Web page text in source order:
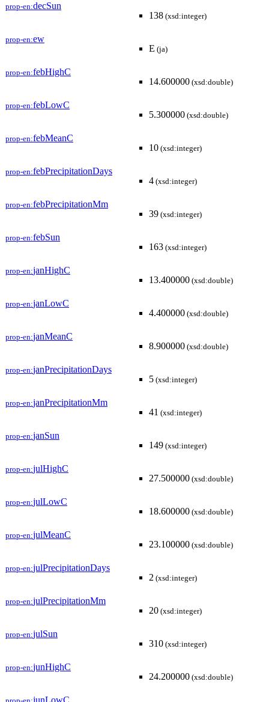
prop-en:decSun
138 (xsd:integer)
prop-en:ew
E (ja)
prop-en:febHighC
14.600000 (xsd:double)
prop-en:febLowC
5.300000 (xsd:double)
prop-en:febMeanC
10 (xsd:integer)
prop-en:febPrecipitationDays
4 (xsd:integer)
prop-en:febPrecipitationMm
39 (xsd:integer)
prop-en:febSun
163 (xsd:integer)
prop-en:janHighC
13.400000 (xsd:double)
prop-en:janLowC
4.400000 (xsd:double)
prop-en:janMeanC
8.900000 (xsd:double)
prop-en:janPrecipitationDays
5 (xsd:integer)
prop-en:janPrecipitationMm
41 (xsd:integer)
prop-en:janSun
149 (xsd:integer)
prop-en:julHighC
27.500000 (xsd:double)
prop-en:julLowC
18.600000 (xsd:double)
prop-en:julMeanC
23.100000 (xsd:double)
prop-en:julPrecipitationDays
2 (xsd:integer)
prop-en:julPrecipitationMm
20 (xsd:integer)
prop-en:julSun
310 (xsd:integer)
prop-en:junHighC
24.200000 (xsd:double)